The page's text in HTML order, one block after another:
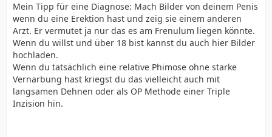
Mein Tipp für eine Diagnose: Mach Bilder von deinem Penis
wenn du eine Erektion hast und zeig sie einem anderen
Arzt. Er vermutet ja nur das es am Frenulum liegen könnte.
Wenn du willst und über 18 bist kannst du auch hier Bilder
hochladen.
Wenn du tatsächlich eine relative Phimose ohne starke
Vernarbung hast kriegst du das vielleicht auch mit
langsamen Dehnen oder als OP Methode einer Triple
Inzision hin.